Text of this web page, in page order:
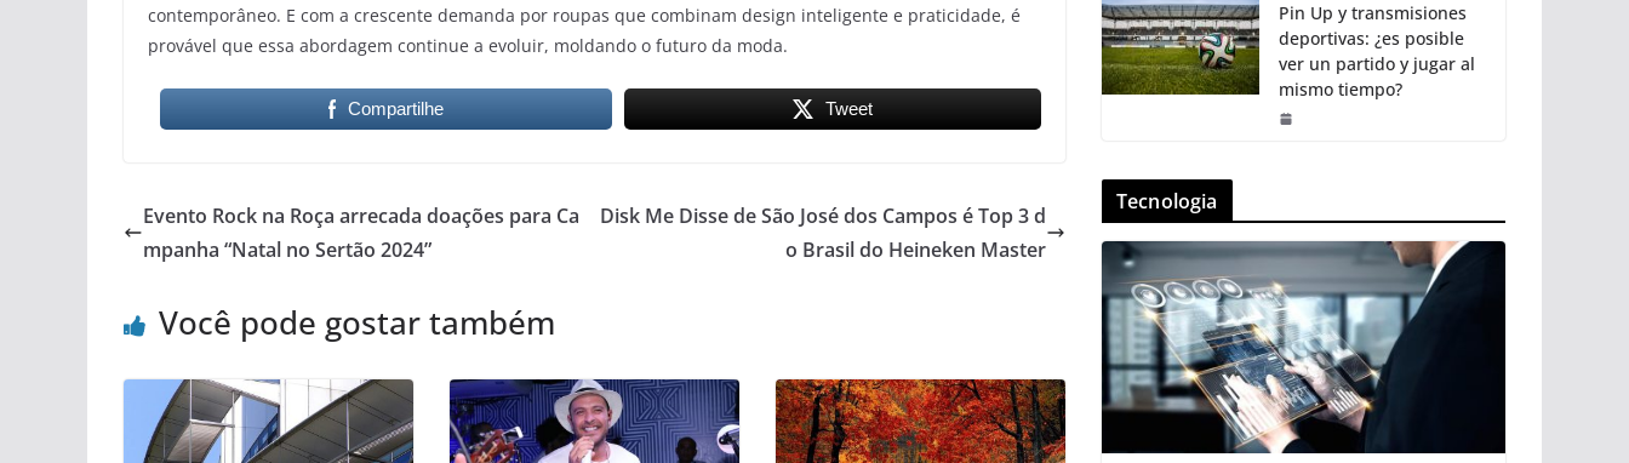
contemporâneo. E com a crescente demanda por roupas que combinam design inteligente e praticidade, é
provável que essa abordagem continue a evoluir, moldando o futuro da moda.
Compartilhe Tweet
Evento Rock na Roça arrecada doações para Ca
mpanha “Natal no Sertão 2024”
Disk Me Disse de São José dos Campos é Top 3 d
o Brasil do Heineken Master
Você pode gostar também
Pin Up y transmisiones
deportivas: ¿es posible
ver un partido y jugar al
mismo tiempo?
Tecnologia